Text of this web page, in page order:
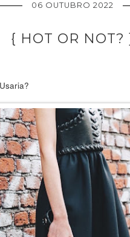
06 OUTUBRO 2022
{ HOT OR NOT?